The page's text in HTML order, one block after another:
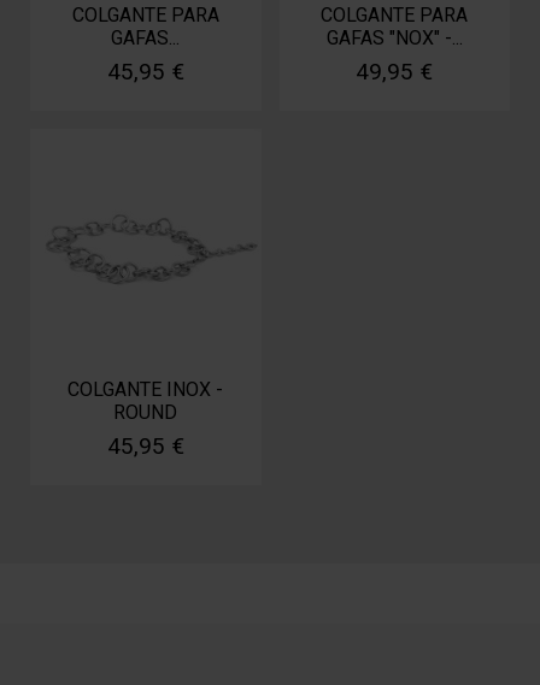
COLGANTE PARA
GAFAS...
45,95 €
COLGANTE PARA
GAFAS "NOX" -...
49,95 €
COLGANTE INOX -
ROUND
45,95 €